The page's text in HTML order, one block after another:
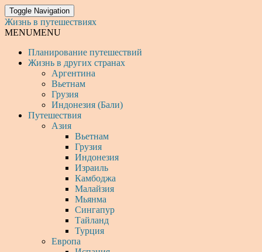
Toggle Navigation
Жизнь в путешествиях
MENUMENU
Планирование путешествий
Жизнь в других странах
Аргентина
Вьетнам
Грузия
Индонезия (Бали)
Путешествия
Азия
Вьетнам
Грузия
Индонезия
Израиль
Камбоджа
Малайзия
Мьянма
Сингапур
Тайланд
Турция
Европа